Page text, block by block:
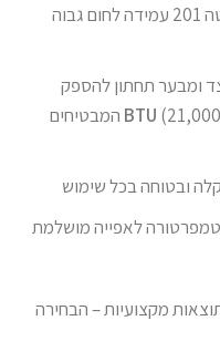
– עשוי נירוסטה 201 עמידה לחום גבוה
ומבער תחתון להספק
(21,000 + 8,000 BTU) המבטיחים
ובטוחה בכל שימוש
לאפייה מושלמת
מקצועיות – הבחירה